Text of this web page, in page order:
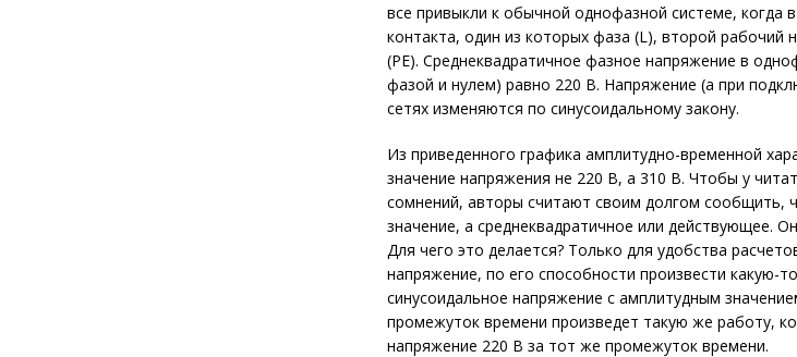
все привыкли к обычной однофазной системе, когда
контакта, один из которых фаза (L), второй рабочий
(PE). Среднеквадратичное фазное напряжение в
фазой и нулем) равно 220 В. Напряжение (а при
сетях изменяются по синусоидальному закону.
Из приведенного графика амплитудно-временной
значение напряжения не 220 В, а 310 В. Чтобы у
сомнений, авторы считают своим долгом сообщить,
значение, а среднеквадратичное или действующее.
Для чего это делается? Только для удобства
напряжение, по его способности произвести какую-
синусоидальное напряжение с амплитудным
промежуток времени произведет такую же работу,
напряжение 220 В за тот же промежуток времени.